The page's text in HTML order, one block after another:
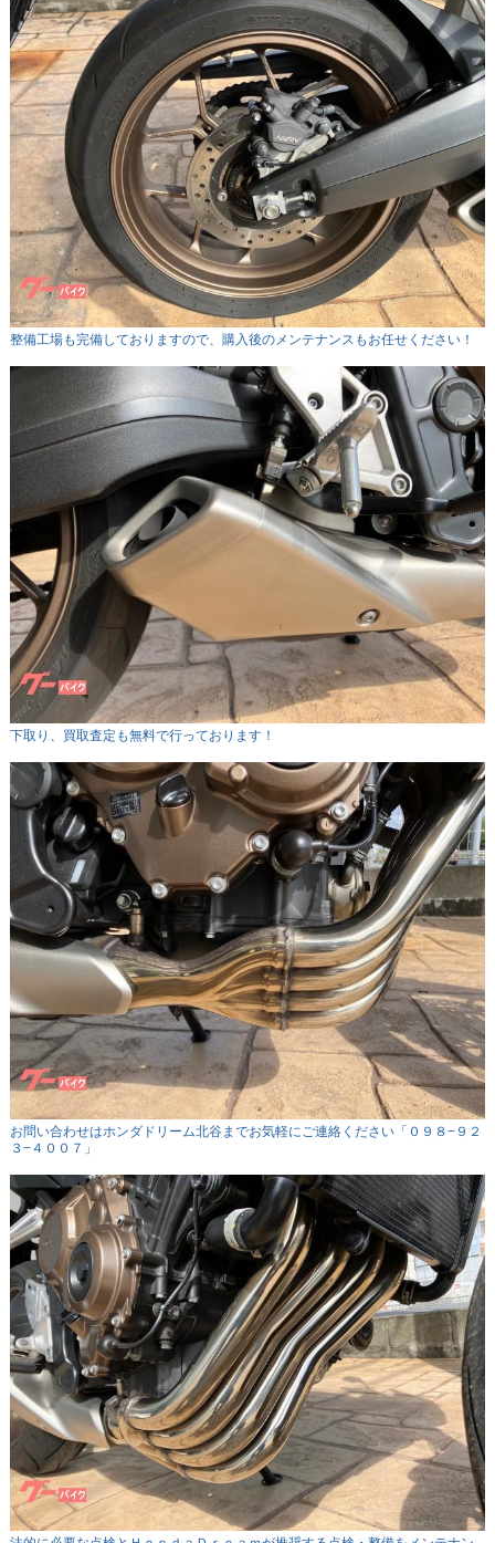
整備工場も完備しておりますので、購入後のメンテナンスもお任せください！
下取り、買取査定も無料で行っております！
お問い合わせはホンダドリーム北谷までお気軽にご連絡ください「０９８−９２
３−４００７」